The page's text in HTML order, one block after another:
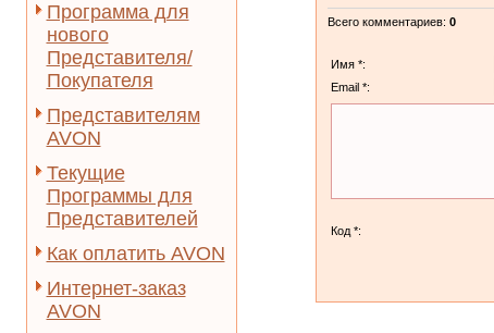
Программа для
нового
Представителя/
Покупателя
Представителям
AVON
Текущие
Программы для
Представителей
Как оплатить AVON
Интернет-заказ
AVON
Всего комментариев: 0
Имя *:
Email *:
Код *: